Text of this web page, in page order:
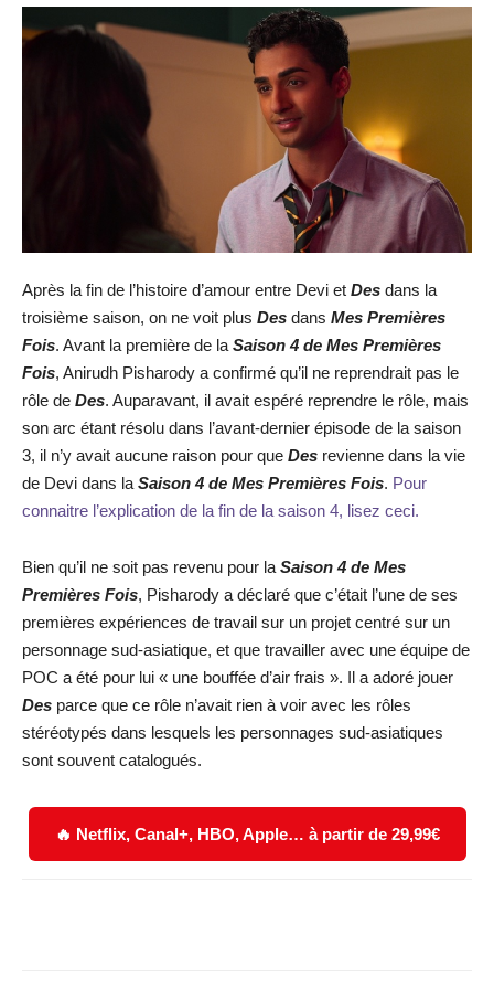
Après la fin de l’histoire d’amour entre Devi et Des dans la
troisième saison, on ne voit plus Des dans Mes Premières
Fois. Avant la première de la Saison 4 de Mes Premières
Fois, Anirudh Pisharody a confirmé qu’il ne reprendrait pas le
rôle de Des. Auparavant, il avait espéré reprendre le rôle, mais
son arc étant résolu dans l’avant-dernier épisode de la saison
3, il n’y avait aucune raison pour que Des revienne dans la vie
de Devi dans la Saison 4 de Mes Premières Fois. Pour
connaitre l’explication de la fin de la saison 4, lisez ceci.
Bien qu’il ne soit pas revenu pour la Saison 4 de Mes
Premières Fois, Pisharody a déclaré que c’était l’une de ses
premières expériences de travail sur un projet centré sur un
personnage sud-asiatique, et que travailler avec une équipe de
POC a été pour lui « une bouffée d’air frais ». Il a adoré jouer
Des parce que ce rôle n’avait rien à voir avec les rôles
stéréotypés dans lesquels les personnages sud-asiatiques
sont souvent catalogués.
🔥 Netflix, Canal+, HBO, Apple… à partir de 29,99€